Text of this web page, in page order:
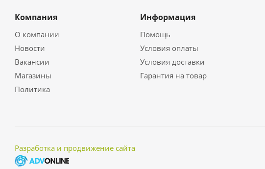
Компания
О компании
Новости
Вакансии
Магазины
Политика
Информация
Помощь
Условия оплаты
Условия доставки
Гарантия на товар
Разработка и продвижение сайта